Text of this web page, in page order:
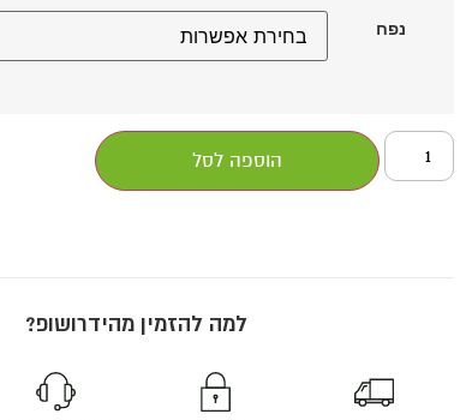
נפח
הוספה לסל
למה להזמין מהידרושופ?